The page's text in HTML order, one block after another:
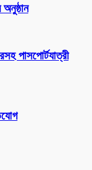
পাসপোর্টযাত্রী